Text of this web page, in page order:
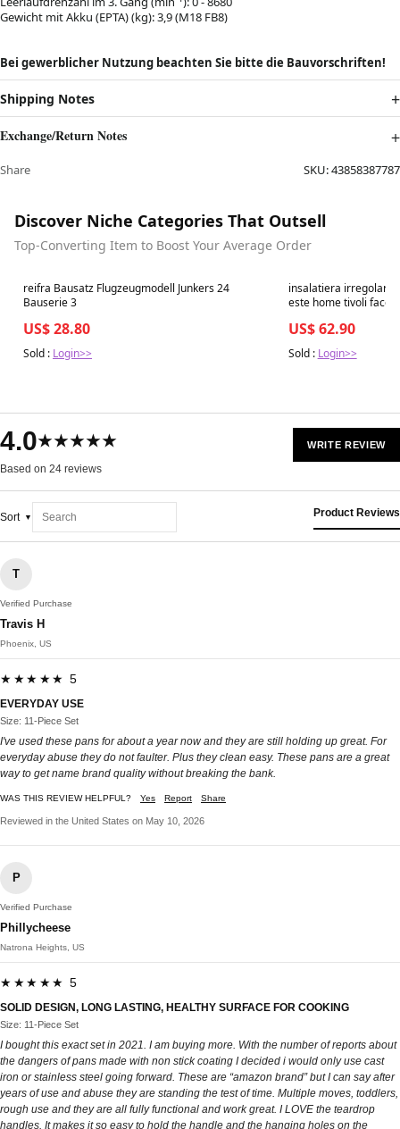
Gewicht mit Akku (EPTA) (kg): 3,9 (M18 FB8)
Bei gewerblicher Nutzung beachten Sie bitte die Bauvorschriften!
Shipping Notes
Exchange/Return Notes
Share SKU:43858387787
Discover Niche Categories That Outsell
Top-Converting Item to Boost Your Average Order
Best in 7 days
reifra Bausatz Flugzeugmodell Junkers 24
Bauserie 3
US$ 28.80
Sold : Login>>
Best in 7 days
insalatiera irregolare
este home tivoli face
US$ 62.90
Sold : Login>>
4.0★★★★★
Based on 24 reviews
WRITE REVIEW
Sort Product Reviews
T
Verified Purchase
Travis H
Phoenix, US
★★★★★ 5
EVERYDAY USE
Size: 11-Piece Set
I've used these pans for about a year now and they are still holding up great. For
everyday abuse they do not faulter. Plus they clean easy. These pans are a great
way to get name brand quality without breaking the bank.
WAS THIS REVIEW HELPFUL? Yes Report Share
Reviewed in the United States on May 10, 2026
P
Verified Purchase
Phillycheese
Natrona Heights, US
★★★★★ 5
SOLID DESIGN, LONG LASTING, HEALTHY SURFACE FOR COOKING
Size: 11-Piece Set
I bought this exact set in 2021. I am buying more. With the number of reports about
the dangers of pans made with non stick coating I decided i would only use cast
iron or stainless steel going forward. These are “amazon brand” but I can say after
years of use and abuse they are standing the test of time. Multiple moves, toddlers,
rough use and they are all fully functional and work great. I LOVE the teardrop
handles. It makes it so easy to hold the handle and the hanging holes on the